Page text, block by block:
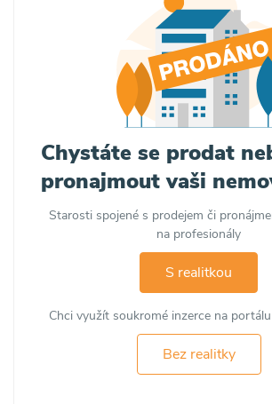
Chystáte se prodat
pronajmout vaši
Starosti spojené s prodejem či
na profesionály
S realitkou
Chci využít soukromé inzerce na
Bez realitky